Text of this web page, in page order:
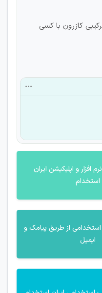
کازرون با کسی
افزار و اپلیکیشن ایران
استخدام
از طریق پیامک و
ایمیل